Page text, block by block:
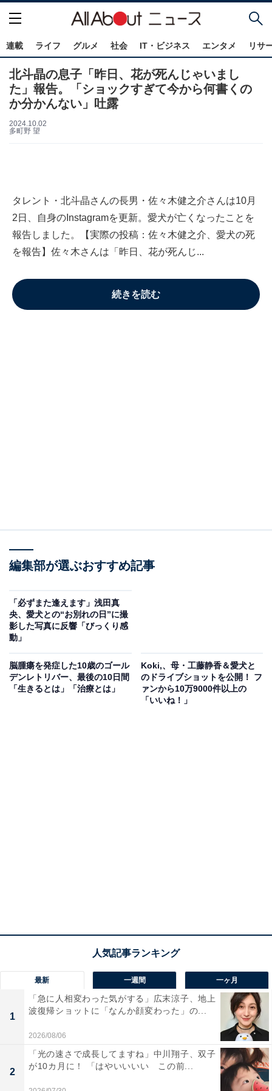
連載 ライフ グルメ 社会 IT・ビジネス エンタメ リサ
北斗晶の息子「昨日、花が死んじゃいまし
た」報告。「ショックすぎて今から何書くの
か分かんない」吐露
2024.10.02
多町野 望
タレント・北斗晶さんの長男・佐々木健之介さんは10月
2日、自身のInstagramを更新。愛犬が亡くなったことを
報告しました。【実際の投稿：佐々木健之介、愛犬の死
を報告】佐々木さんは「昨日、花が死んじ...
続きを読む
編集部が選ぶおすすめ記事
「必ずまた逢えます」浅田真
央、愛犬との“お別れの日”に撮
影した写真に反響「びっくり感
動」
脳腫瘍を発症した10歳のゴール
デンレトリバー、最後の10日間
「生きるとは」「治療とは」
Koki,、母・工藤静香＆愛犬と
のドライブショットを公開！ フ
ァンから10万9000件以上の
「いいね！」
最新 一週間 一ヶ月
1
「急に人相変わった気がする」広末涼子、地上
波復帰ショットに「なんか顔変わった」の...
2026/08/06
2
「光の速さで成長してますね」中川翔子、双子
が10カ月に！ 「はやいいいい この前...